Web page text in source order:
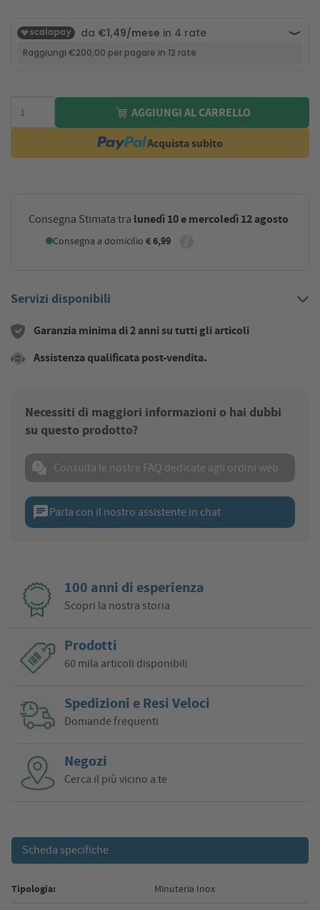
AGGIUNGI AL CARRELLO
Acquista subito
Consegna Stimata tra lunedì 10 e mercoledì 12 agosto
Consegna a domicilio € 6,99
Servizi disponibili
Garanzia minima di 2 anni su tutti gli articoli
Assistenza qualificata post-vendita.
Necessiti di maggiori informazioni o hai dubbi
su questo prodotto?
Consulta le nostre FAQ dedicate agli ordini web
chatParla con il nostro assistente in chat
100 anni di esperienza
Scopri la nostra storia
Prodotti
60 mila articoli disponibili
Spedizioni e Resi Veloci
Domande frequenti
Negozi
Cerca il più vicino a te
Scheda specifiche
Tipologia: Minuteria Inox